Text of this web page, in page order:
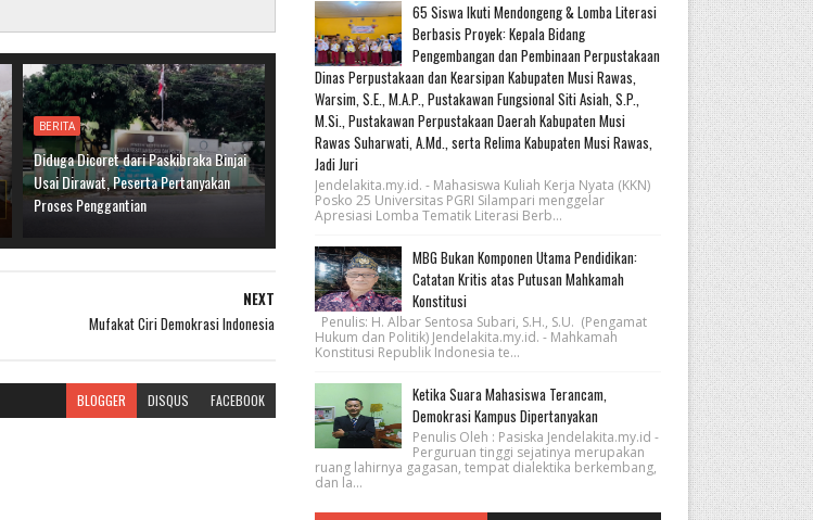
BERITA
Diduga Dicoret dari Paskibraka Binjai
Usai Dirawat, Peserta Pertanyakan
Proses Penggantian
NEXT
Mufakat Ciri Demokrasi Indonesia
BLOGGER DISQUS FACEBOOK
65 Siswa Ikuti Mendongeng & Lomba Literasi
Berbasis Proyek: Kepala Bidang
Pengembangan dan Pembinaan Perpustakaan
Dinas Perpustakaan dan Kearsipan Kabupaten Musi Rawas,
Warsim, S.E., M.A.P., Pustakawan Fungsional Siti Asiah, S.P.,
M.Si., Pustakawan Perpustakaan Daerah Kabupaten Musi
Rawas Suharwati, A.Md., serta Relima Kabupaten Musi Rawas,
Jadi Juri
Jendelakita.my.id. - Mahasiswa Kuliah Kerja Nyata (KKN)
Posko 25 Universitas PGRI Silampari menggelar
Apresiasi Lomba Tematik Literasi Berb...
MBG Bukan Komponen Utama Pendidikan:
Catatan Kritis atas Putusan Mahkamah
Konstitusi
Penulis: H. Albar Sentosa Subari, S.H., S.U. (Pengamat
Hukum dan Politik) Jendelakita.my.id. - Mahkamah
Konstitusi Republik Indonesia te...
Ketika Suara Mahasiswa Terancam,
Demokrasi Kampus Dipertanyakan
Penulis Oleh : Pasiska Jendelakita.my.id -
Perguruan tinggi sejatinya merupakan
ruang lahirnya gagasan, tempat dialektika berkembang,
dan la...